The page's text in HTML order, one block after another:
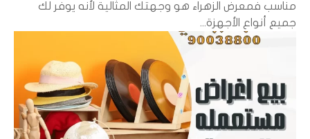
مناسب فمعرض الزهراء هو وجهتك المثالية لأنه يوفر لك
جميع أنواع الأجهزة...